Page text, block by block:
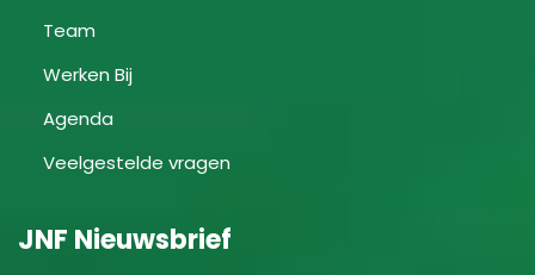
Team
Werken Bij
Agenda
Veelgestelde vragen
JNF Nieuwsbrief